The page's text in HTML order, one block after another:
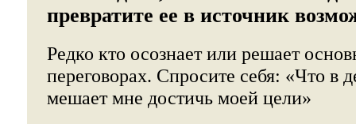
превратите ее в источник
Редко кто осознает или решает
переговорах. Спросите себя: «Что в
мешает мне достичь моей цели»